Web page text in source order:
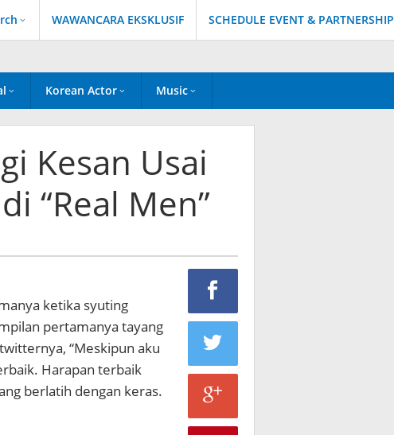
WAWANCARA EKSKLUSIF SCHEDULE EVENT & PARTNERSHIP
Korean Actor Music
Kesan Usai
“Real Men”
ketika syuting
pertamanya tayang
“Meskipun aku
Harapan terbaik
berlatih dengan keras.